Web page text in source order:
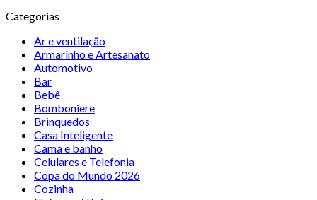
Categorias
Ar e ventilação
Armarinho e Artesanato
Automotivo
Bar
Bebê
Bomboniere
Brinquedos
Casa Inteligente
Cama e banho
Celulares e Telefonia
Copa do Mundo 2026
Cozinha